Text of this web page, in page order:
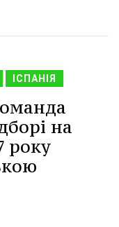
ІСПАНІЯ
на
року